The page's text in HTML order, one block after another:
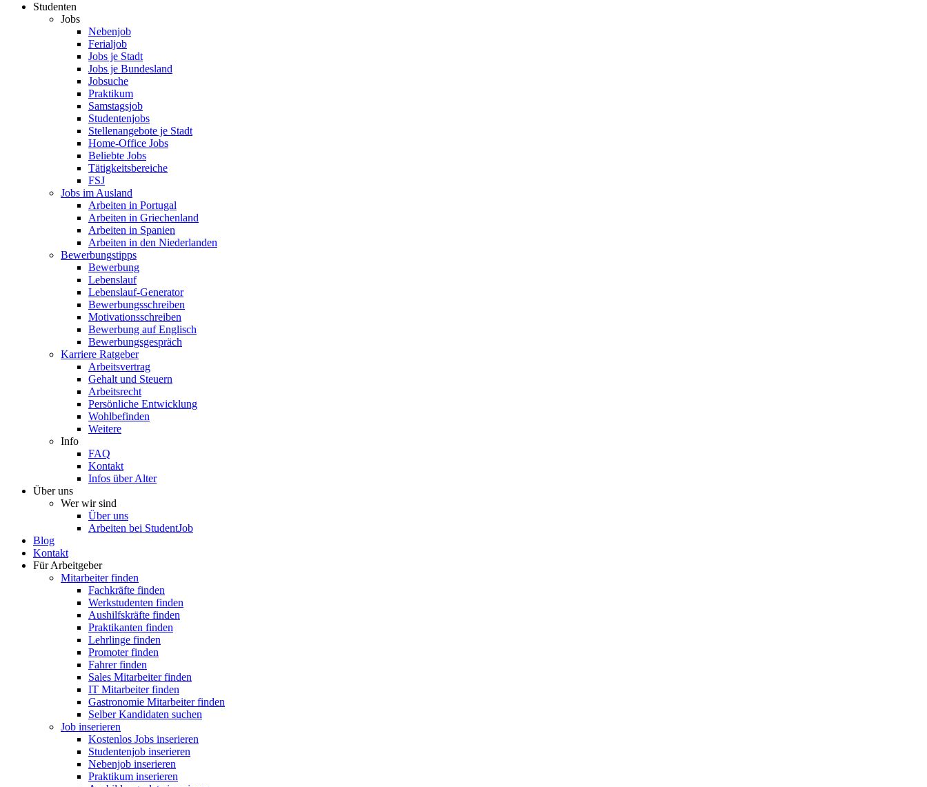
Studenten
Jobs
Nebenjob
Ferialjob
Jobs je Stadt
Jobs je Bundesland
Jobsuche
Praktikum
Samstagsjob
Studentenjobs
Stellenangebote je Stadt
Home-Office Jobs
Beliebte Jobs
Tätigkeitsbereiche
FSJ
Jobs im Ausland
Arbeiten in Portugal
Arbeiten in Griechenland
Arbeiten in Spanien
Arbeiten in den Niederlanden
Bewerbungstipps
Bewerbung
Lebenslauf
Lebenslauf-Generator
Bewerbungsschreiben
Motivationsschreiben
Bewerbung auf Englisch
Bewerbungsgespräch
Karriere Ratgeber
Arbeitsvertrag
Gehalt und Steuern
Arbeitsrecht
Persönliche Entwicklung
Wohlbefinden
Weitere
Info
FAQ
Kontakt
Infos über Alter
Über uns
Wer wir sind
Über uns
Arbeiten bei StudentJob
Blog
Kontakt
Für Arbeitgeber
Mitarbeiter finden
Fachkräfte finden
Werkstudenten finden
Aushilfskräfte finden
Praktikanten finden
Lehrlinge finden
Promoter finden
Fahrer finden
Sales Mitarbeiter finden
IT Mitarbeiter finden
Gastronomie Mitarbeiter finden
Selber Kandidaten suchen
Job inserieren
Kostenlos Jobs inserieren
Studentenjob inserieren
Nebenjob inserieren
Praktikum inserieren